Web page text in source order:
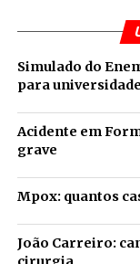
Simulado do
para
Acidente em
grave
Mpox: quantos
João Carreiro: